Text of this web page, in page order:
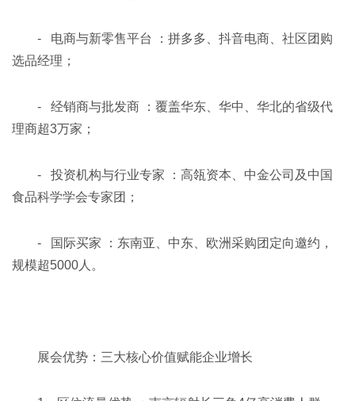
- 电商与新零售平台 ：拼多多、抖音电商、社区团购
选品经理；
- 经销商与批发商 ：覆盖华东、华中、华北的省级代
理商超3万家；
- 投资机构与行业专家 ：高瓴资本、中金公司及中国
食品科学学会专家团；
- 国际买家 ：东南亚、中东、欧洲采购团定向邀约，
规模超5000人。
展会优势：三大核心价值赋能企业增长